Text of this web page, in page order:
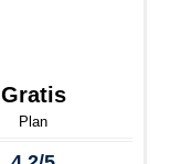
Gratis
Plan